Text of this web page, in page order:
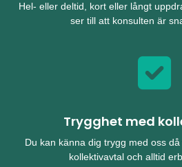
Hel- eller deltid, kort eller långt
ser till att konsulten är
Trygghet med
Du kan känna dig trygg med oss
kollektivavtal och alltid